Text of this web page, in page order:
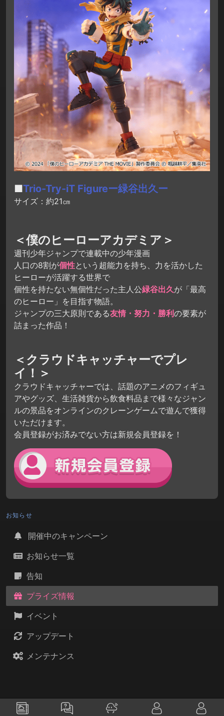
■Trio-Try-iT Figureー緑谷出久ー
サイズ：約21㎝
＜僕のヒーローアカデミア＞
週刊少年ジャンプで連載中の少年漫画
人口の8割が個性という超能力を持ち、力を活かした
ヒーローが活躍する世界で
個性を持たない無個性だった主人公緑谷出久が「最高
のヒーロー」を目指す物語。
ジャンプの三大原則である友情・努力・勝利の要素が
詰まった作品！
＜クラウドキャッチャーでプレ
イ！＞
クラウドキャッチャーでは、話題のアニメのフィギュ
アやグッズ、生活雑貨から飲食料品まで様々なジャン
ルの景品をオンラインのクレーンゲームで遊んで獲得
いただけます。
会員登録がお済みでない方は新規会員登録を！
お知らせ
開催中のキャンペーン
お知らせ一覧
告知
プライズ情報
イベント
アップデート
メンテナンス